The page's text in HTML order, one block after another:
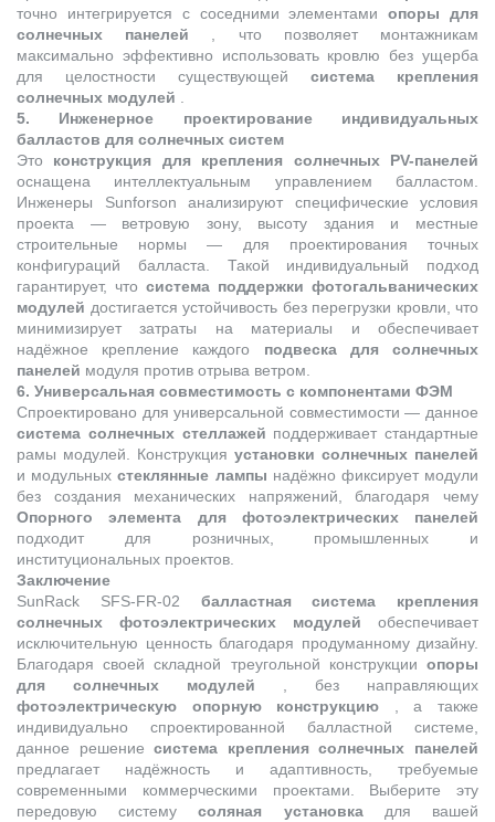
точно интегрируется с соседними элементамиопоры для
солнечных панелей , что позволяет монтажникам
максимально эффективно использовать кровлю без ущерба
для целостности существующей система крепления
солнечных модулей .
5. Инженерное проектирование индивидуальных
балластов для солнечных систем
Это конструкция для крепления солнечных PV-панелей
оснащена интеллектуальным управлением балластом.
Инженеры Sunforson анализируют специфические условия
проекта — ветровую зону, высоту здания и местные
строительные нормы — для проектирования точных
конфигураций балласта. Такой индивидуальный подход
гарантирует, что система поддержки фотогальванических
модулей достигается устойчивость без перегрузки кровли, что
минимизирует затраты на материалы и обеспечивает
надёжное крепление каждого подвеска для солнечных
панелей модуля против отрыва ветром.
6. Универсальная совместимость с компонентами ФЭМ
Спроектировано для универсальной совместимости — данное
система солнечных стеллажей поддерживает стандартные
рамы модулей. Конструкция установки солнечных панелей
и модульныхстеклянные лампы надёжно фиксирует модули
без создания механических напряжений, благодаря чему
Опорного элемента для фотоэлектрических панелей
подходит для розничных, промышленных и
институциональных проектов.
Заключение
SunRack SFS-FR-02 балластная система крепления
солнечных фотоэлектрических модулей обеспечивает
исключительную ценность благодаря продуманному дизайну.
Благодаря своей складной треугольной конструкции опоры
для солнечных модулей , без направляющих
фотоэлектрическую опорную конструкцию , а также
индивидуально спроектированной балластной системе,
данное решениесистема крепления солнечных панелей
предлагает надёжность и адаптивность, требуемые
современными коммерческими проектами. Выберите эту
передовую системусоляная установка для вашей